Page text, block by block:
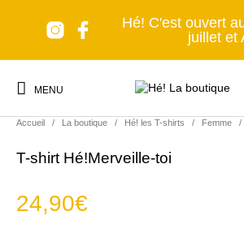
Hé! C'est ouvert
juillet et
MENU
Accueil / La boutique / Hé! les T-shirts / Femme /
T-shirt Hé!Merveille-toi
24,90€